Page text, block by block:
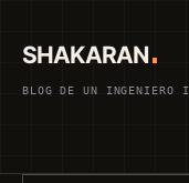
contenido
SHAKARAN
BLOG DE UN INGENIERO